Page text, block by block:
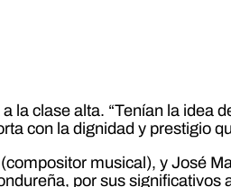
clase alta. “Tenían la idea
con la dignidad y prestigio
musical), y José
por sus significativos